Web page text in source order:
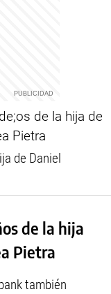
de Daniel
de la hija
Pietra
también